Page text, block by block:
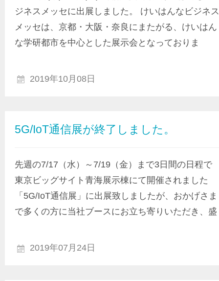
ジネスメッセに出展しました。 けいはんなビジネス
メッセは、京都・大阪・奈良にまたがる、けいはん
な学研都市を中心とした展示会となっておりま
2019年10月08日
5G/IoT通信展が終了しました。
先週の7/17（水）～7/19（金）まで3日間の日程で
東京ビッグサイト青海展示棟にて開催されました
「5G/IoT通信展」に出展致しましたが、おかげさま
で多くの方に当社ブースにお立ち寄りいただき、盛
2019年07月24日